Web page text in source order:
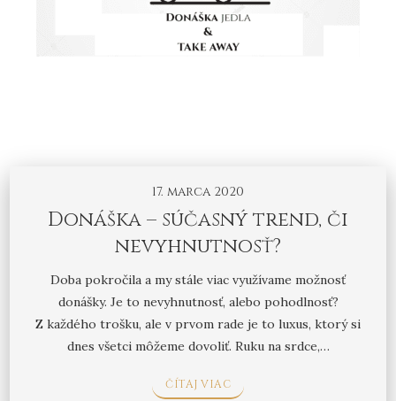
17. marca 2020
Donáška – súčasný trend, či
nevyhnutnosť?
Doba pokročila a my stále viac využívame možnosť
donášky. Je to nevyhnutnosť, alebo pohodlnosť?
Z každého trošku, ale v prvom rade je to luxus, ktorý si
dnes všetci môžeme dovoliť. Ruku na srdce,…
ČÍTAJ VIAC